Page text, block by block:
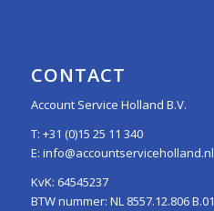
CONTACT
Account Service Holland B.V.
T: +31 (0)15 25 11 340
E: info@accountserviceholland.nl
KvK: 64545237
BTW nummer: NL 8557.12.806 B.01